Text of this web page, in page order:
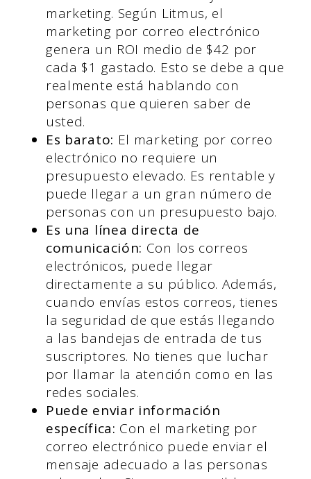
marketing. Según Litmus, el
marketing por correo electrónico
genera un ROI medio de $42 por
cada $1 gastado. Esto se debe a que
realmente está hablando con
personas que quieren saber de
usted.
Es barato: El marketing por correo
electrónico no requiere un
presupuesto elevado. Es rentable y
puede llegar a un gran número de
personas con un presupuesto bajo.
Es una línea directa de
comunicación: Con los correos
electrónicos, puede llegar
directamente a su público. Además,
cuando envías estos correos, tienes
la seguridad de que estás llegando
a las bandejas de entrada de tus
suscriptores. No tienes que luchar
por llamar la atención como en las
redes sociales.
Puede enviar información
específica: Con el marketing por
correo electrónico puede enviar el
mensaje adecuado a las personas